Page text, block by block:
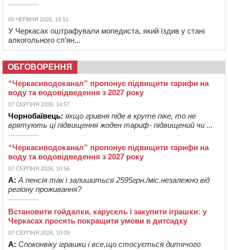
09 ЧЕРВНЯ 2026, 15:51
У Черкасах оштрафували мопедиста, який їздив у стані
алкогольного сп’ян...
ОБГОВОРЕННЯ
“Черкасиводоканал” пропонує підвищити тарифи на
воду та водовідведення з 2027 року
07 СЕРПНЯ 2026, 14:57
Чорнобаївець: якщо гривня піде в круте піке, то не
врятують ці підвищення жоден тариф- підвищений чи ...
“Черкасиводоканал” пропонує підвищити тарифи на
воду та водовідведення з 2027 року
07 СЕРПНЯ 2026, 10:56
А: А пенсія так і залишиться 2595грн./міс.незалежно від
регіону проживання?
Встановити гойдалки, карусель і закупити іграшки: у
Черкасах просять покращити умови в дитсадку
07 СЕРПНЯ 2026, 10:09
А: Споконвіку іграшки і все,що стосується дитячого